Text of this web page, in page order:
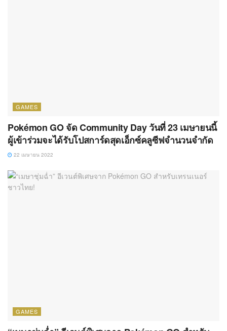
GAMES
Pokémon GO จัด Community Day วันที่ 23 เมษายนนี้
ผู้เข้าร่วมจะได้รับโปสการ์ดสุดเอ็กซ์คลูซีฟจำนวนจำกัด
22 เมษายน 2022
GAMES